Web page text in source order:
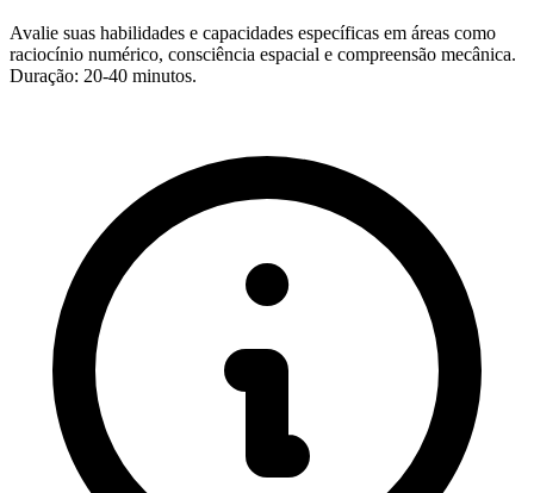
Avalie suas habilidades e capacidades específicas em áreas como
raciocínio numérico, consciência espacial e compreensão mecânica.
Duração: 20-40 minutos.